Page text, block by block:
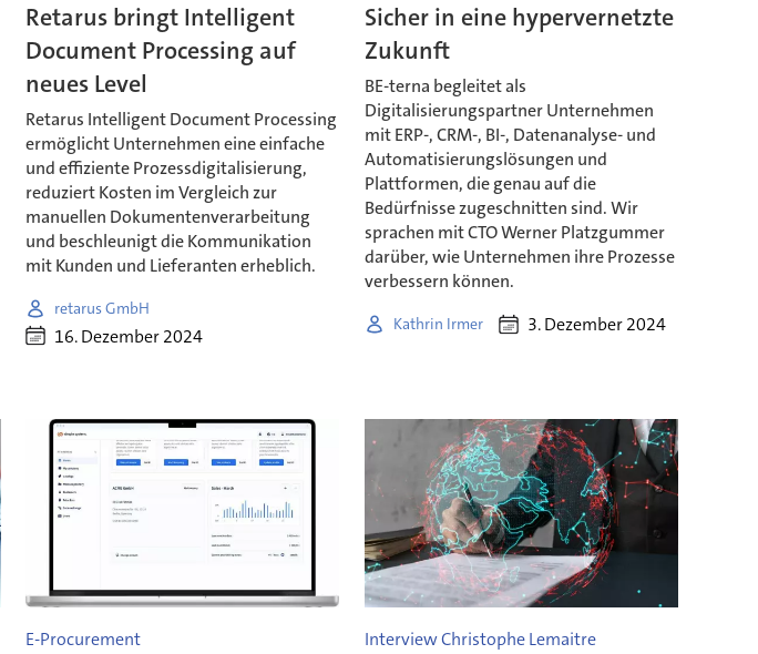
Retarus bringt Intelligent
Document Processing auf
neues Level
Retarus Intelligent Document Processing
ermöglicht Unternehmen eine einfache
und effiziente Prozessdigitalisierung,
reduziert Kosten im Vergleich zur
manuellen Dokumentenverarbeitung
und beschleunigt die Kommunikation
mit Kunden und Lieferanten erheblich.
retarus GmbH
16. Dezember 2024
Sicher in eine hypervernetzte
Zukunft
BE-terna begleitet als
Digitalisierungspartner Unternehmen
mit ERP-, CRM-, BI-, Datenanalyse- und
Automatisierungslösungen und
Plattformen, die genau auf die
Bedürfnisse zugeschnitten sind. Wir
sprachen mit CTO Werner Platzgummer
darüber, wie Unternehmen ihre Prozesse
verbessern können.
Kathrin Irmer 3. Dezember 2024
E-Procurement Interview Christophe Lemaitre